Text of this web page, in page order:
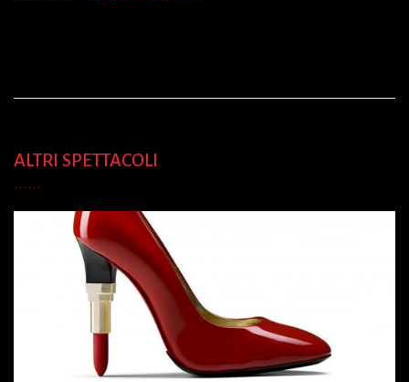
ALTRI SPETTACOLI